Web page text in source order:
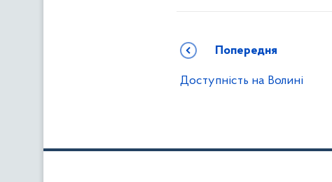
Попередня
Доступність на Волині